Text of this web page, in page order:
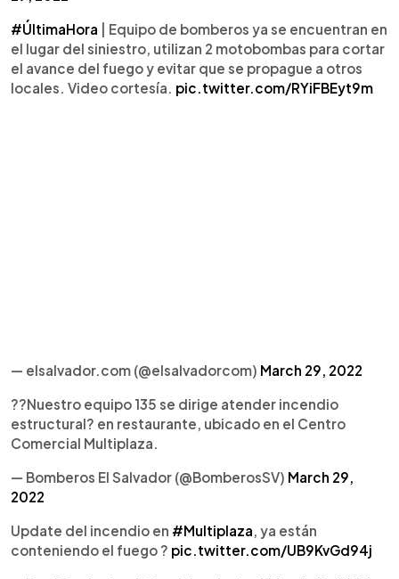
#ÚltimaHora | Equipo de bomberos ya se encuentran en
el lugar del siniestro, utilizan 2 motobombas para cortar
el avance del fuego y evitar que se propague a otros
locales. Video cortesía. pic.twitter.com/RYiFBEyt9m
— elsalvador.com (@elsalvadorcom) March 29, 2022
??Nuestro equipo 135 se dirige atender incendio
estructural? en restaurante, ubicado en el Centro
Comercial Multiplaza.
— Bomberos El Salvador (@BomberosSV) March 29,
2022
Update del incendio en #Multiplaza , ya están
conteniendo el fuego ? pic.twitter.com/UB9KvGd94j